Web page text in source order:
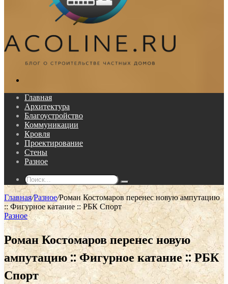
Главная
Архитектура
Благоустройство
Коммуникации
Кровля
Проектирование
Стены
Разное
Поиск...
Главная/Разное/Роман Костомаров перенес новую ампутацию
:: Фигурное катание :: РБК Спорт
Разное
Роман Костомаров перенес новую
ампутацию :: Фигурное катание :: РБК
Спорт